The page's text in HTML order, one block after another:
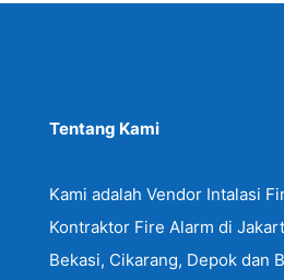
Tentang Kami
Kami adalah Vendor Intalasi
Kontraktor Fire Alarm di
Bekasi, Cikarang, Depok dan